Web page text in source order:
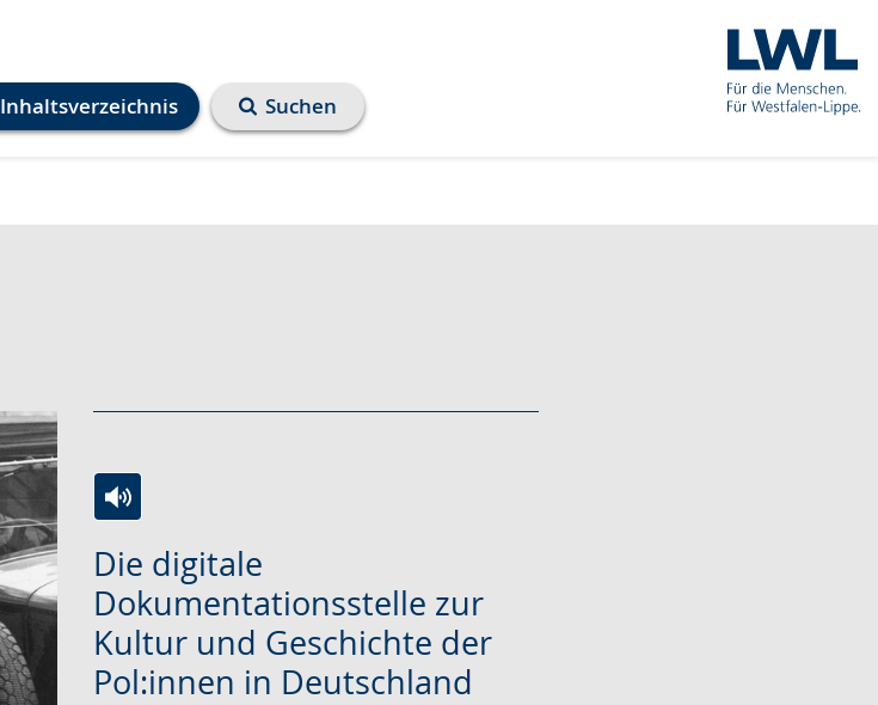
Inhaltsverzeichnis Suchen
Die digitale
Dokumentationsstelle zur
Kultur und Geschichte der
Pol:innen in Deutschland
Leichten
Sprache
wechseln.
Audio-
Unterstützung.
Video
in
Deutscher
Gebärdensprache